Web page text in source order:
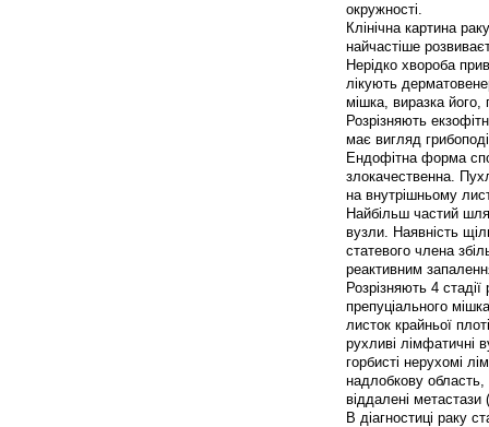
окружності.
Клінічна картина
найчастіше
Нерідко хвороба
лікують
мішка, виразка
Розрізняють
має вигляд
Ендофітна форма
злокачественна.
на внутрішньому
Найбільш частий
вузли. Наявність
статевого члена
реактивним
Розрізняють 4
препуціального
листок крайньої
рухливі лімфатичні
горбисті нерухомі
надлобкову область,
віддалені метастази
В діагностиці раку